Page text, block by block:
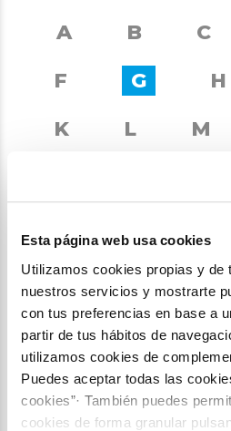
Esta página web usa cookies
Utilizamos cookies propias y de
nuestros servicios y mostrarte
con tus preferencias en base a
partir de tus hábitos de
utilizamos cookies de
Puedes aceptar todas las
cookies”· También puedes
cookies de forma granular
A B C
F
G H
K
L M
Y
Compartir:
X